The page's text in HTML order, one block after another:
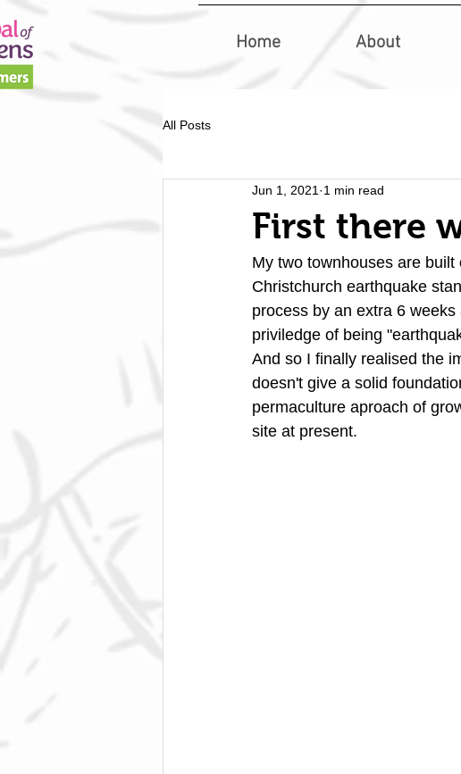
Home About
All Posts
First there
Jun 1, 2021 1 min read
My two townhouses are
Christchurch earthquake
process by an extra 6
priviledge of being
And so I finally realised the
doesn't give a solid
permaculture aproach of
site at present.